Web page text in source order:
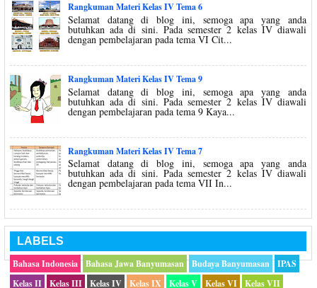
Rangkuman Materi Kelas IV Tema 6
Selamat datang di blog ini, semoga apa yang anda
butuhkan ada di sini. Pada semester 2 kelas IV diawali
dengan pembelajaran pada tema VI Cit...
Rangkuman Materi Kelas IV Tema 9
Selamat datang di blog ini, semoga apa yang anda
butuhkan ada di sini. Pada semester 2 kelas IV diawali
dengan pembelajaran pada tema 9 Kaya...
Rangkuman Materi Kelas IV Tema 7
Selamat datang di blog ini, semoga apa yang anda
butuhkan ada di sini. Pada semester 2 kelas IV diawali
dengan pembelajaran pada tema VII In...
LABELS
Bahasa Indonesia
Bahasa Jawa Banyumasan Budaya Banyumasan
IPAS
Kelas II
Kelas III Kelas IV Kelas IX Kelas V Kelas VI Kelas VII